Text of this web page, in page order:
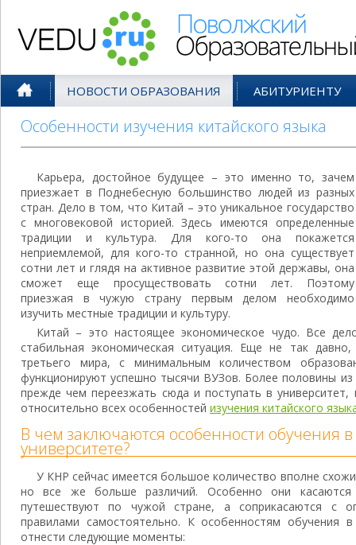
НОВОСТИ ОБРАЗОВАНИЯ АБИТУРИЕНТУ
Особенности изучения китайского языка
Карьера, достойное будущее – это именно то, зачем
приезжает в Поднебесную большинство людей из разных
стран. Дело в том, что Китай – это уникальное государство
с многовековой историей. Здесь имеются определенные
традиции и культура. Для кого-то она покажется
неприемлемой, для кого-то странной, но она существует
сотни лет и глядя на активное развитие этой державы, она
сможет еще просуществовать сотни лет. Поэтому
приезжая в чужую страну первым делом необходимо
изучить местные традиции и культуру.
Китай – это настоящее экономическое чудо. Все
стабильная экономическая ситуация. Еще не так
третьего мира, с минимальным количеством
функционируют успешно тысячи ВУЗов. Более половины
прежде чем переезжать сюда и поступать в
относительно всех особенностей изучения китайского
В чем заключаются особенности обучения в
университете?
У КНР сейчас имеется большое количество вполне
но все же больше различий. Особенно они касаются
путешествуют по чужой стране, а соприкасаются с
правилами самостоятельно. К особенностям обучения
отнести следующие моменты: